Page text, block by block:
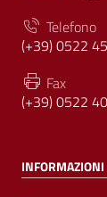
Telefono
(+39) 0522
Fax
(+39) 0522
INFORMAZIONI